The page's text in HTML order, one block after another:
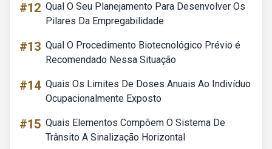
#12 Qual O Seu Planejamento Para Desenvolver Os
Pilares Da Empregabilidade
#13 Qual O Procedimento Biotecnológico Prévio é
Recomendado Nessa Situação
#14 Quais Os Limites De Doses Anuais Ao Indivíduo
Ocupacionalmente Exposto
#15 Quais Elementos Compõem O Sistema De
Trânsito A Sinalização Horizontal